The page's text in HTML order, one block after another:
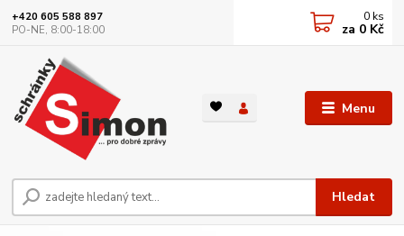
Menu
Hledat
+420 605 588 897
PO-NE, 8:00-18:00
0 ks
za 0 Kč